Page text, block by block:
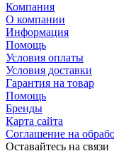
Компания
О компании
Информация
Помощь
Условия оплаты
Условия доставки
Гарантия на товар
Помощь
Бренды
Карта сайта
Соглашение на
Оставайтесь на связи